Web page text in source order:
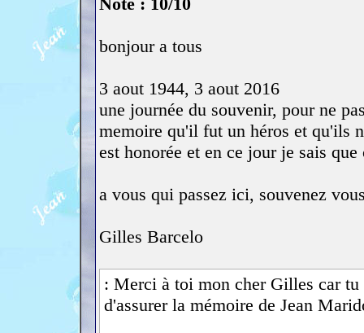
bonjour a tous
3 aout 1944, 3 aout 2016
une journée du souvenir, pour ne
memoire qu'il fut un héros et qu'ils
est honorée et en ce jour je sais
a vous qui passez ici, souvenez
Gilles Barcelo
: Merci à toi mon cher Gilles car
d'assurer la mémoire de Jean